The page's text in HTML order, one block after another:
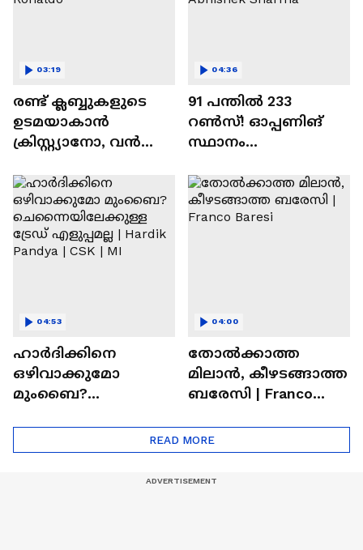
രണ്ട്‌ ക്ലബ്ബുകളുടെ
ഉടമയാകാന്‍
ക്രിസ്റ്റ്യാനോ, വന്‍
പദ്ധതികള്‍ | Cristiano
Ronaldo
03:19
91 പന്തില്‍ 233
റണ്‍സ്! ഓപ്പണിങ്
സ്ഥാനം
അഭിഷേക് ശർമ? |
Abhishek Sharma
04:36
ഹാർദിക്കിനെ
ഒഴിവാക്കുമോ
മുംബൈ?
Hardik Pandya | CSK |
04:53
തോല്‍ക്കാത്ത
മിലാന്‍, കീഴടങ്ങാത്ത
ബരേസി | Franco
04:00
READ MORE